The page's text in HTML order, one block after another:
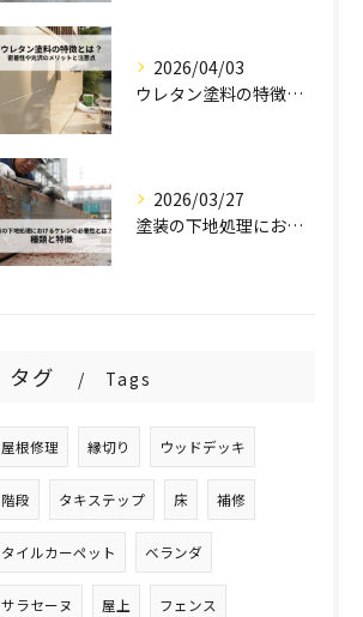
2026/04/03
ウレタン塗料の特徴とは？密着性や光沢のメリットと注意点を解説！
2026/03/27
塗装の下地処理におけるケレンの必要性とは？種類と特徴を解説！
タグ Tags
屋根修理 縁切り ウッドデッキ
階段 タキステップ 床 補修
タイルカーペット ベランダ
サラセーヌ 屋上 フェンス